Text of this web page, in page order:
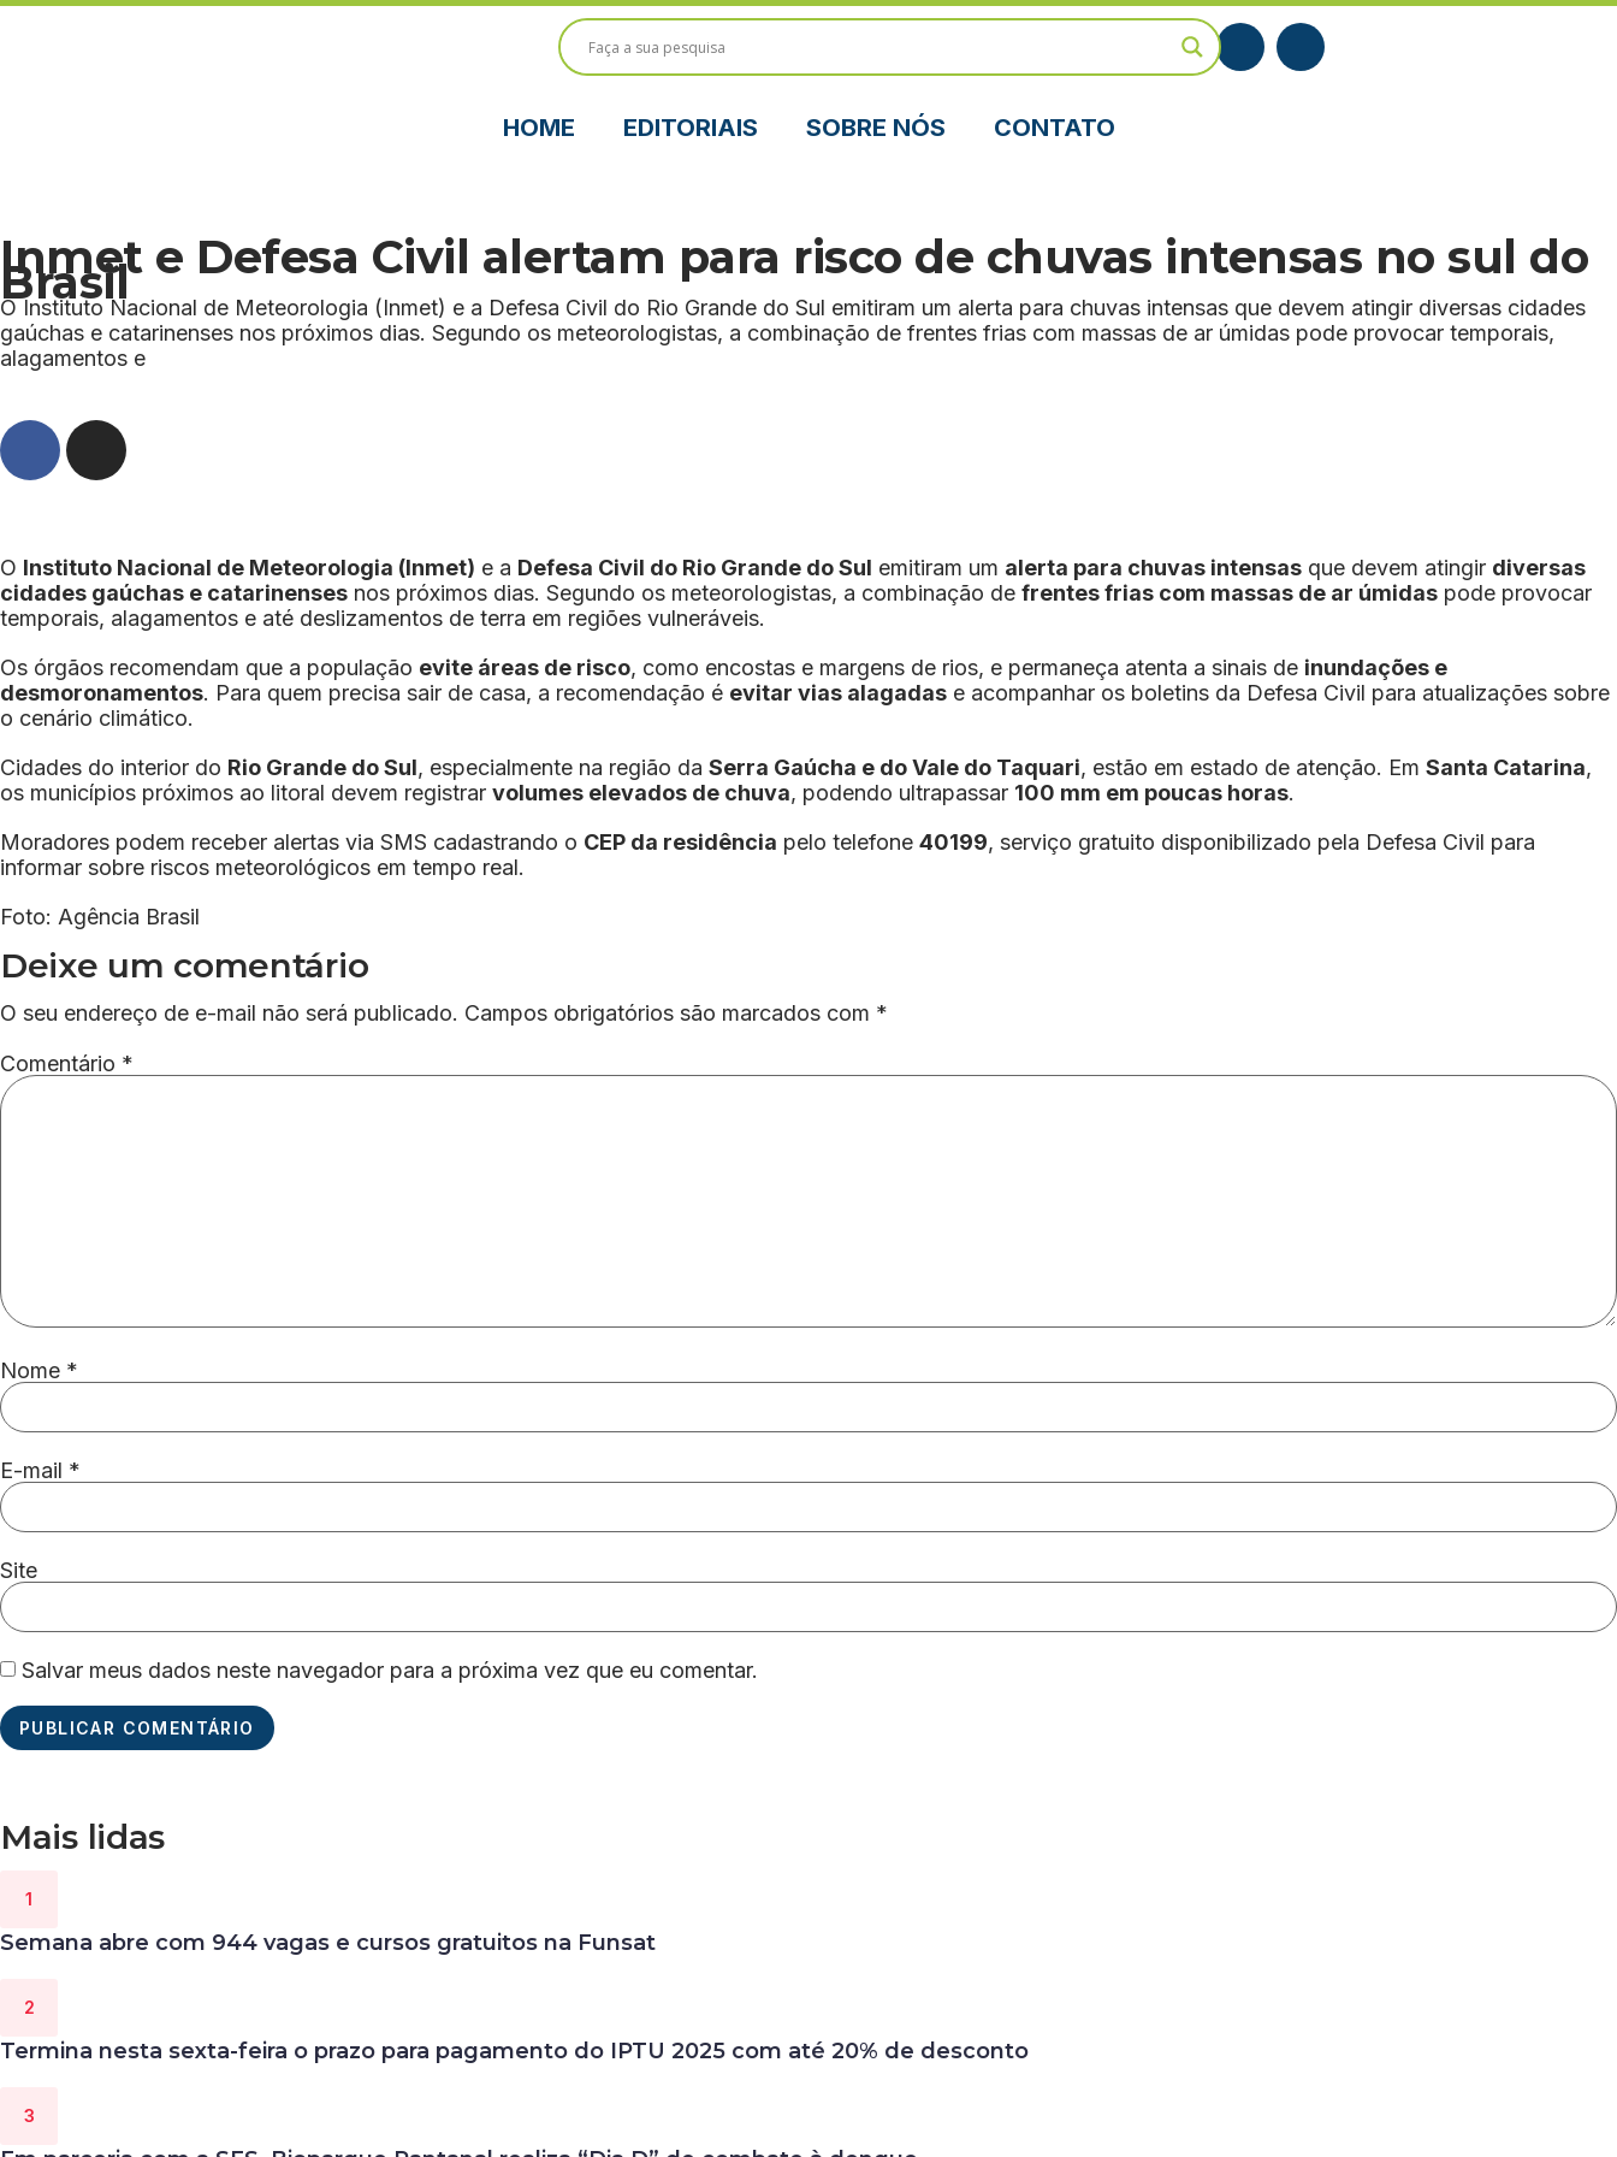
HOME EDITORIAIS SOBRE NÓS CONTATO
Inmet e Defesa Civil alertam para risco de chuvas intensas no sul do
Brasil
O Instituto Nacional de Meteorologia (Inmet) e a Defesa Civil do Rio Grande do Sul emitiram um alerta para chuvas intensas que devem atingir diversas cidades
gaúchas e catarinenses nos próximos dias. Segundo os meteorologistas, a combinação de frentes frias com massas de ar úmidas pode provocar temporais,
alagamentos e
O Instituto Nacional de Meteorologia (Inmet) e a Defesa Civil do Rio Grande do Sul emitiram um alerta para chuvas intensas que devem atingir diversas
cidades gaúchas e catarinenses nos próximos dias. Segundo os meteorologistas, a combinação de frentes frias com massas de ar úmidas pode provocar
temporais, alagamentos e até deslizamentos de terra em regiões vulneráveis.
Os órgãos recomendam que a população evite áreas de risco, como encostas e margens de rios, e permaneça atenta a sinais de inundações e
desmoronamentos. Para quem precisa sair de casa, a recomendação é evitar vias alagadas e acompanhar os boletins da Defesa Civil para atualizações sobre
o cenário climático.
Cidades do interior do Rio Grande do Sul, especialmente na região da Serra Gaúcha e do Vale do Taquari, estão em estado de atenção. Em Santa Catarina,
os municípios próximos ao litoral devem registrar volumes elevados de chuva, podendo ultrapassar 100 mm em poucas horas.
Moradores podem receber alertas via SMS cadastrando o CEP da residência pelo telefone 40199, serviço gratuito disponibilizado pela Defesa Civil para
informar sobre riscos meteorológicos em tempo real.
Foto: Agência Brasil
Deixe um comentário
O seu endereço de e-mail não será publicado. Campos obrigatórios são marcados com *
Comentário *
Nome *
E-mail *
Site
Salvar meus dados neste navegador para a próxima vez que eu comentar.
Mais lidas
Semana abre com 944 vagas e cursos gratuitos na Funsat
Termina nesta sexta-feira o prazo para pagamento do IPTU 2025 com até 20% de desconto